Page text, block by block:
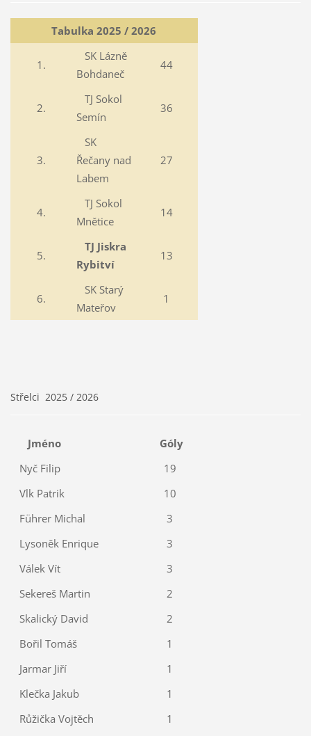
Tabulka 2025 / 2026
1.
SK Lázně
Bohdaneč
44
2.
TJ Sokol
Semín
36
3.
SK
Řečany nad
Labem
27
4.
TJ Sokol
Mnětice
14
5.
TJ Jiskra
Rybitví
13
6.
SK Starý
Mateřov
1
Střelci 2025 / 2026
Jméno
Góly
Nyč Filip
19
Vlk Patrik
10
Führer Michal
3
Lysoněk Enrique
3
Válek Vít
3
Sekereš Martin
2
Skalický David
2
Bořil Tomáš
1
Jarmar Jiří
1
Klečka Jakub
1
Růžička Vojtěch
1